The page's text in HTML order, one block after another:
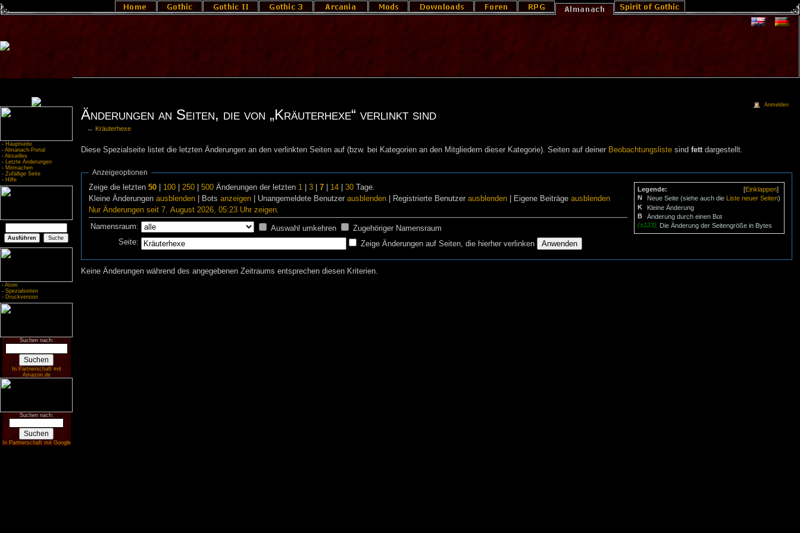
- Hauptseite
- Almanach-Portal
- Aktuelles
- Letzte Änderungen
- Mitmachen
- Zufällige Seite
- Hilfe
- Atom
- Spezialseiten
- Druckversion
Suchen nach:
In Partnerschaft mit
Amazon.de
Suchen nach:
In Partnerschaft mit Google
Änderungen an Seiten, die von „Kräuterhexe“ verlinkt sind
← Kräuterhexe
Diese Spezialseite listet die letzten Änderungen an den verlinkten Seiten auf (bzw. bei Kategorien an den Mitgliedern dieser Kategorie). Seiten auf deiner Beobachtungslistesind fettdargestellt.
Anzeigeoptionen
[Einklappen]
Legende:
N
Neue Seite (siehe auch die Liste neuer Seiten)
K
Kleine Änderung
B
Änderung durch einen Bot
(±123) Die Änderung der Seitengröße in Bytes
Zeige die letzten50 100 |250 |500 Änderungen der letzten 1 |3 |7 14 |30 Tage.
Kleine Änderungenausblenden | Botsanzeigen | Unangemeldete Benutzerausblenden | Registrierte Benutzerausblenden | Eigene Beiträgeausblenden
Nur Änderungen seit 7. August 2026, 05:23 Uhr zeigen.
Namensraum: Auswahl umkehren
Zugehöriger Namensraum
Seite:
Zeige Änderungen auf Seiten, die hierher verlinken
Keine Änderungen während des angegebenen Zeitraums entsprechen diesen Kriterien.
Anmelden